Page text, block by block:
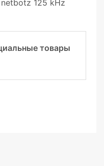
125 kHz
товары